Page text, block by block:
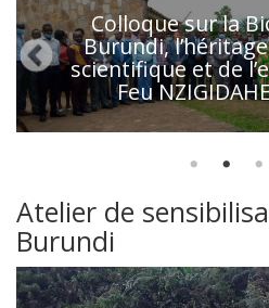
Colloque sur la
Burundi,
scientifique et de
Feu
Atelier de
Burundi